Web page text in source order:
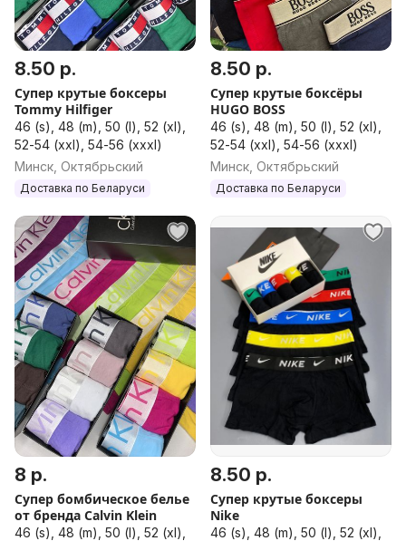
8.50 р.
Супер крутые боксеры
Tommy Hilfiger
46 (s), 48 (m), 50 (l), 52 (xl),
52-54 (xxl), 54-56 (xxxl)
Минск, Октябрьский
Доставка по Беларуси
8.50 р.
Супер крутые боксёры
HUGO BOSS
46 (s), 48 (m), 50 (l), 52 (xl),
52-54 (xxl), 54-56 (xxxl)
Минск, Октябрьский
Доставка по Беларуси
8 р.
Супер бомбическое белье
от бренда Calvin Klein
46 (s), 48 (m), 50 (l), 52 (xl),
8.50 р.
Супер крутые боксеры
Nike
46 (s), 48 (m), 50 (l), 52 (xl),